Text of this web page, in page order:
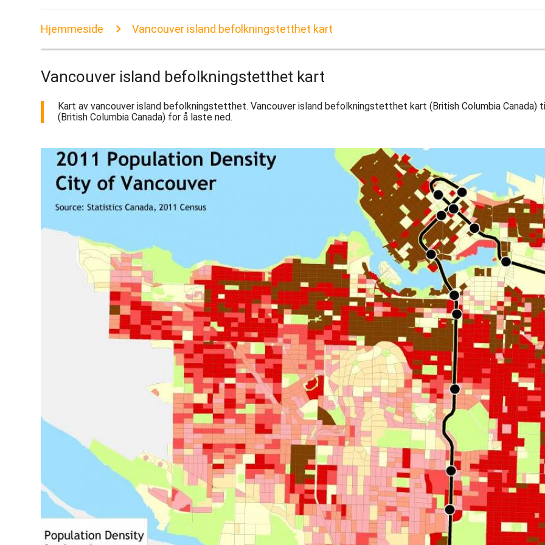
Hjemmeside Vancouver island befolkningstetthet kart
Vancouver island befolkningstetthet kart
Kart av vancouver island befolkningstetthet. Vancouver island befolkningstetthet kart (British Columbia
(British Columbia Canada) for å laste ned.